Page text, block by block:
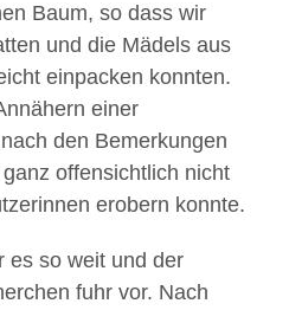
Baum, so dass wir
und die Mädels aus
einpacken konnten.
einer
den Bemerkungen
offensichtlich nicht
erobern konnte.
es so weit und der
fuhr vor. Nach